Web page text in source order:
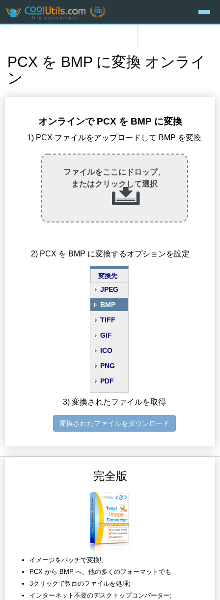
PCX を BMP に変換 オンライ
ン
オンラインで PCX を BMP に変換
1) PCX ファイルをアップロードして BMP を変換
ファイルをここにドロップ、
またはクリックして選択
2) PCX を BMP に変換するオプションを設定
変換先
JPEG
BMP
TIFF
GIF
ICO
PNG
PDF
3) 変換されたファイルを取得
変換されたファイルをダウンロード
完全版
イメージをバッチで変換!;
PCX から BMP へ、他の多くのフォーマットでも
3クリックで数百のファイルを処理;
インターネット不要のデスクトップコンバーター;